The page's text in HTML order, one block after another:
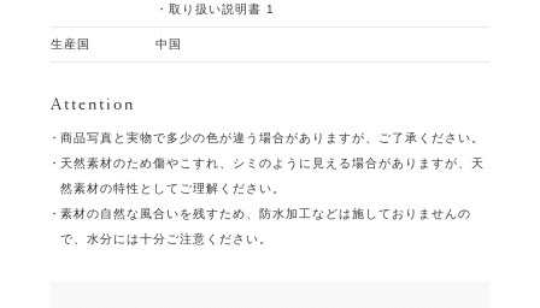
・取り扱い説明書 1
生産国 中国
Attention
商品写真と実物で多少の色が違う場合がありますが、ご了承ください。
天然素材のため傷やこすれ、シミのように見える場合がありますが、天
然素材の特性としてご理解ください。
素材の自然な風合いを残すため、防水加工などは施しておりませんの
で、水分には十分ご注意ください。